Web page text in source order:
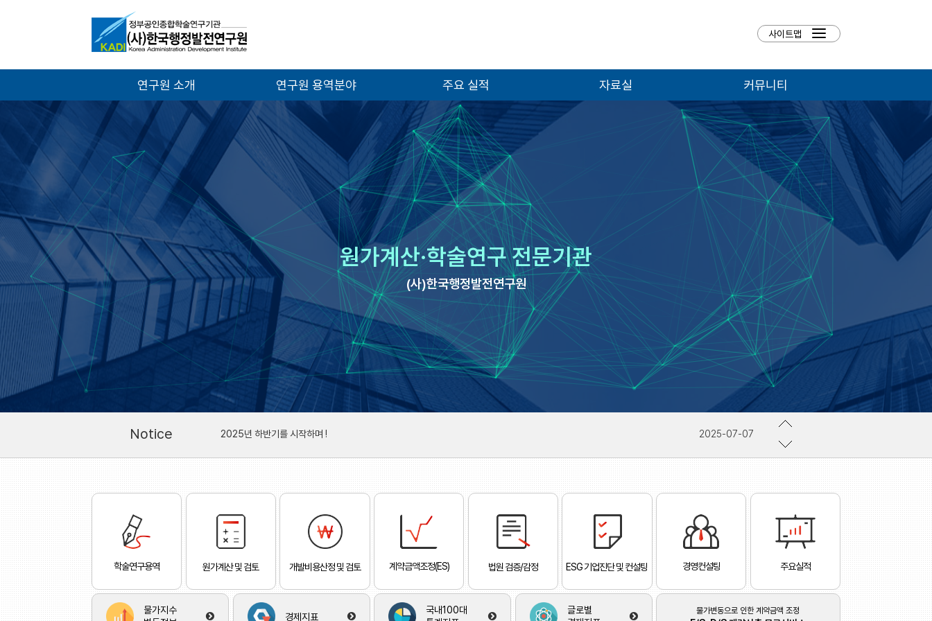
연구원 소개 연구원 용역분야 주요 실적 자료실 커뮤니티
원가계산·학술연구 전문기관
(사)한국행정발전연구원
Notice
(사)한국행정발전연구원 홈페이지가 리뉴얼되었습니다. 2020-02-09
병오년(丙午年) 2026년 새해를 맞이하며 ! 2026-01-08
2025년 하반기를 시작하며 ! 2025-07-07
(사)한국행정발전연구원 홈페이지가 리뉴얼되었습니다. 2020-02-09
병오년(丙午年) 2026년 새해를 맞이하며 ! 2026-01-08
학술연구용역 원가계산 및 검토 개발비용산정 및 검토 계약금액조정(ES) 법원 검증/감정 ESG 기업진단 및 컨설팅 경영컨설팅 주요실적
물가지수
경제지표
국내100대
글로별
물가변동으로 인한 계약금액 조정